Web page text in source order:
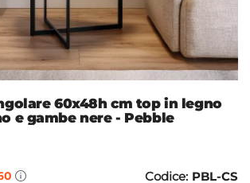
60x48h cm top in legno
e gambe nere - Pebble
Codice: PBL-CS